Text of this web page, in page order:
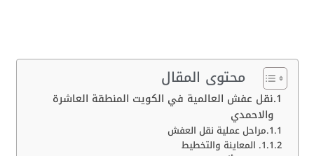
محتوى المقال
نقل عفش العالمية في الكويت المنطقة العاشرة
والاحمدي
مراحل عملية نقل العفش
1. المعاينة والتخطيط